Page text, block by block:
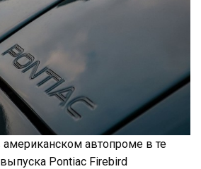
автопроме в те
Pontiac Firebird